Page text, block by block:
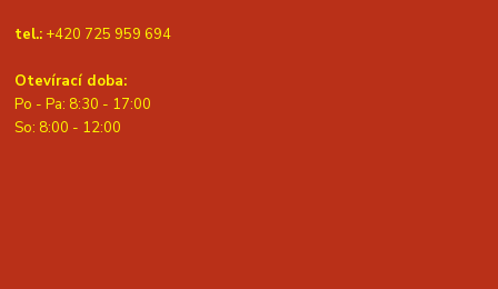
tel.: +420 725 959 694
Otevírací doba:
Po - Pa: 8:30 - 17:00
So: 8:00 - 12:00